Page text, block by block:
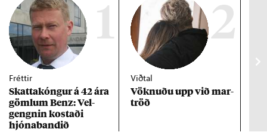
1
Fréttir
Skattakóng­ur á 42 ára
göml­um Benz: Vel­
gengn­in kostaði
hjóna­band­ið
2
Viðtal
Vökn­uðu upp við mar­
tröð